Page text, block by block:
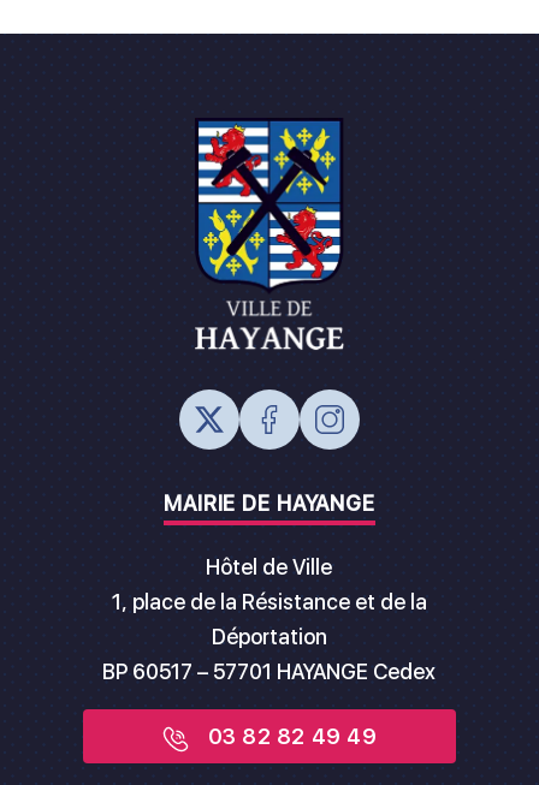
MAIRIE DE HAYANGE
Hôtel de Ville
1, place de la Résistance et de la
Déportation
BP 60517 – 57701 HAYANGE Cedex
03 82 82 49 49